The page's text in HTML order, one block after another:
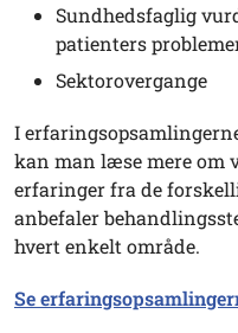
Sundhedsfaglig
patienters
Sektorovergange
I
kan man læse mere om
erfaringer fra de
anbefaler
hvert enkelt område.
Se